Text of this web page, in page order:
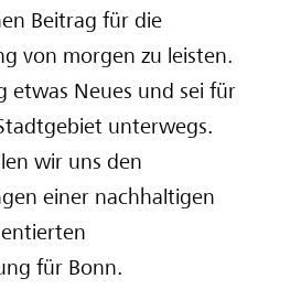
Beitrag für die
von morgen zu leisten.
etwas Neues und sei für
unterwegs.
wir uns den
einer nachhaltigen
für Bonn.